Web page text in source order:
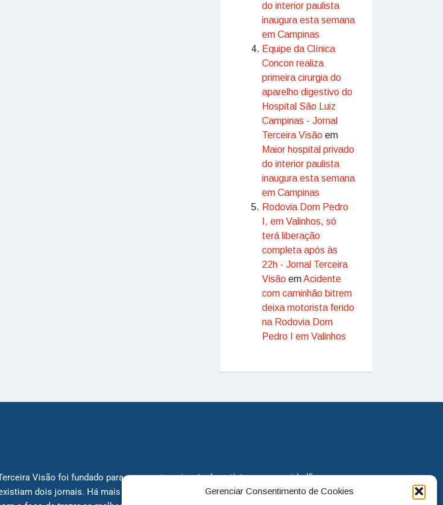
Gerenciar Consentimento de Cookies
do interior paulista
inaugura esta semana
em Campinas
Equipe da Clínica
Concon realiza
primeira cirurgia do
aparelho digestivo do
Hospital São Luiz
Campinas - Jornal
Terceira Visão em
Maior hospital privado
do interior paulista
inaugura esta semana
em Campinas
Rodovia Dom Pedro
I, em Valinhos, só
terá liberação
completa após às
22h - Jornal Terceira
Visão emAcidente
com caminhão bitrem
deixa motorista ferido
na Rodovia Dom
Pedro I em Valinhos
Visão foi fundado para ser uma terceira via de notícias para os cidadãos
dois jornais. Há mais de 30 anos, o jornal continua assumindo o papel